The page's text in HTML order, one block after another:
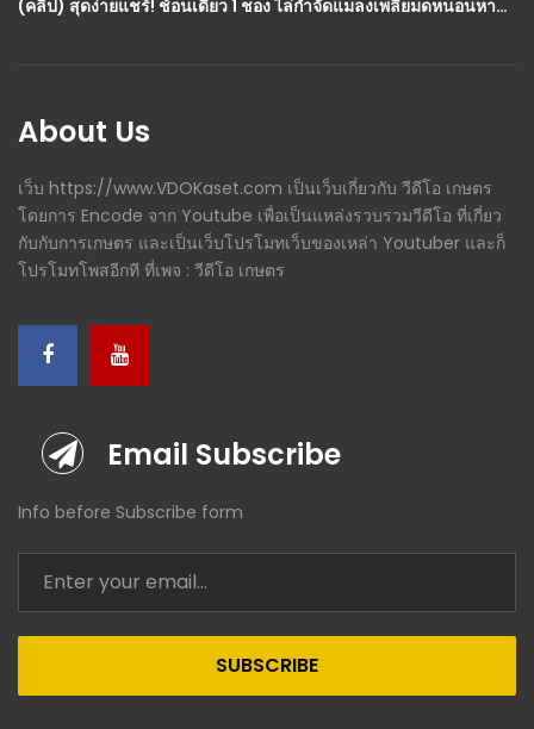
(คลิป) สุดง่ายแชร์! ช้อนเดียว 1 ชอง ไล่กำจัดแมลงเพลี้ยมดหนอนหายจริง เร่งดอกผล เร่งราก ผักเขียวโตเร็ว : วีดีโอ เกษตร
About Us
เว็บ https://www.VDOKaset.com เป็นเว็บเกี่ยวกับ วีดีโอ เกษตร
โดยการ Encode จาก Youtube เพื่อเป็นแหล่งรวบรวมวีดีโอ ที่เกี่ยว
กับกับการเกษตร และเป็นเว็บโปรโมทเว็บของเหล่า Youtuber และก็
โปรโมทโพสอีกที ที่เพจ : วีดีโอ เกษตร
Email Subscribe
Info before Subscribe form
SUBSCRIBE